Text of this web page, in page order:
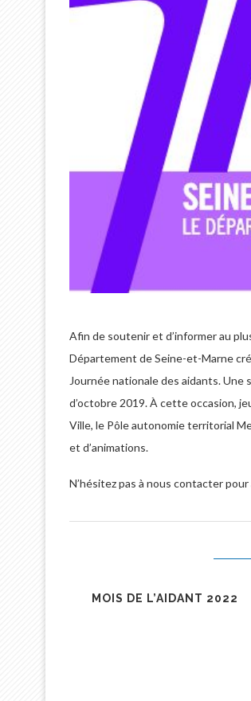
Afin de soutenir et d’informer au
Département de Seine-et-Marne
Journée nationale des aidants.
d’octobre 2019. À cette occasion,
Ville, le Pôle autonomie territorial
et d’animations.
N’hésitez pas à nous contacter
LES CAFÉS DU MOIS DE